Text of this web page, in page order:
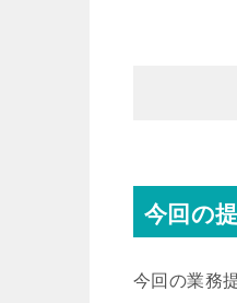
今回の
今回の業務